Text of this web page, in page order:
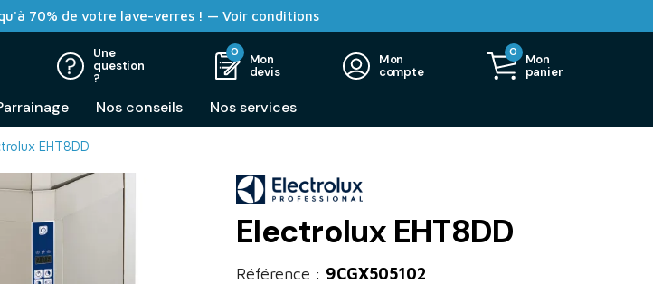
70% de votre lave-verres ! — Voir conditions
Une
question
?
Mon
devis
0
Mon
compte
0
Mon
panier
Nos conseils Nos services
EHT8DD
Electrolux EHT8DD
Référence : 9CGX505102